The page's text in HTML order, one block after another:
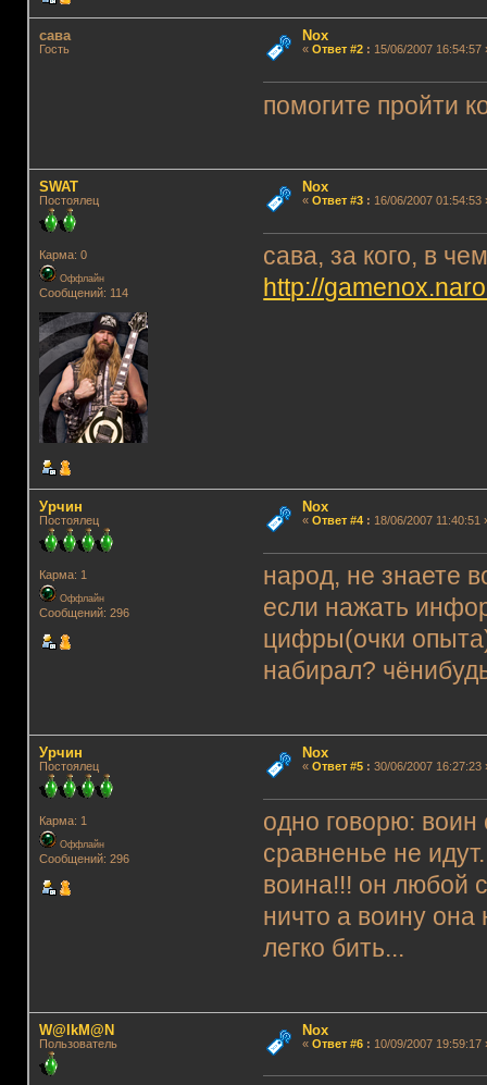
сава
Гость
Nox
« Ответ #2: 15/06/2007 16:54:57
помогите пройти
SWAT
Постоялец
Карма: 0
Оффлайн
Сообщений: 114
Nox
« Ответ #3: 16/06/2007 01:54:53
сава, за кого, в
http://
Урчин
Постоялец
Карма: 1
Оффлайн
Сообщений: 296
Nox
« Ответ #4: 18/06/2007 11:40:51
народ, не знаете
если нажать
цифры(очки
набирал?
Урчин
Постоялец
Карма: 1
Оффлайн
Сообщений: 296
Nox
« Ответ #5: 30/06/2007 16:27:23
одно говорю:
сравненье не
воина!!! он любой
ничто а воину она
легко бить...
W@lkM@N
Пользователь
Nox
« Ответ #6: 10/09/2007 19:59:17